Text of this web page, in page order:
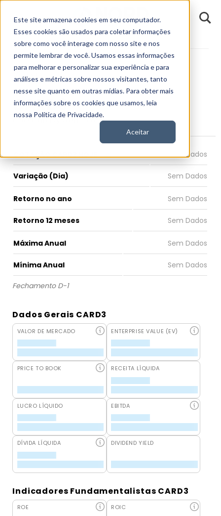
Este site armazena cookies em seu computador.
Esses cookies são usados para coletar informações
sobre como você interage com nosso site e nos
permite lembrar de você. Usamos essas informações
para melhorar e personalizar sua experiência e para
análises e métricas sobre nossos visitantes, tanto
nesse site quanto em outras mídias. Para obter mais
informações sobre os cookies que usamos, leia
nossa Política de Privacidade.
Aceitar
Fundamentos CARD3
CARD3
CSU Cardsystem S.A.
COTAÇÃO CARD3 HOJE
Variação (Dia)
Retorno no ano
Retorno 12 meses
Máxima Anual
Mínima Anual
Fechamento D-1
Dados Gerais CARD3
VALOR DE MERCADO ENTERPRISE VALUE (EV)
PRICE TO BOOK RECEITA LÍQUIDA
LUCRO LÍQUIDO EBITDA
DÍVIDA LÍQUIDA DIVIDEND YIELD
Indicadores Fundamentalistas CARD3
ROE ROIC